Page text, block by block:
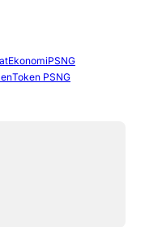
h EkonomiPSNG
Token PSNG